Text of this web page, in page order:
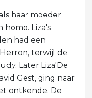
haar moeder
homo. Liza's
had een
terwijl de
Later Liza'De
Gest, ging naar
ontkende. De